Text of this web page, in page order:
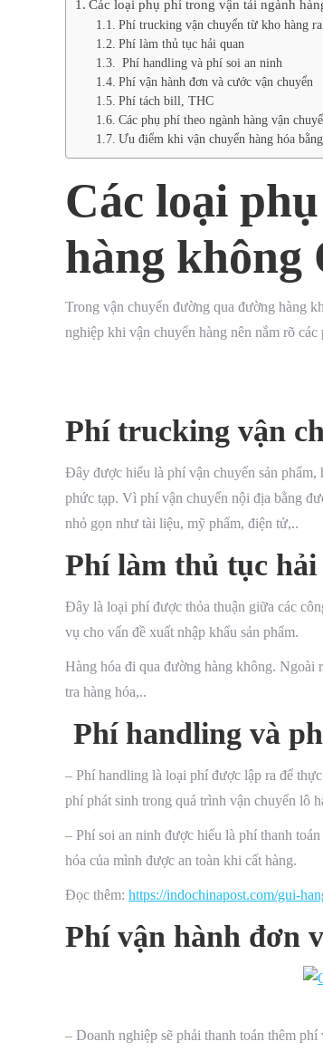
Các loại phụ phí trong vận tải ngành
Phí trucking vận chuyển từ kho hàng ra
Phí làm thủ tục hải quan
Phí handling và phí soi an ninh
Phí vận hành đơn và cước vận chuyển
Phí tách bill, THC
Các phụ phí theo ngành hàng vận
Ưu điểm khi vận chuyển hàng hóa
Các loại
hàng không
Trong vận chuyển đường qua đường hàng
nghiệp khi vận chuyển hàng nên nắm rõ
Phí trucking vận
Đây được hiểu là phí vận chuyển sản phẩm,
phức tạp. Vì phí vận chuyển nội địa bằng
nhỏ gọn như tài liệu, mỹ phẩm, điện tử,..
Phí làm thủ tục hải
Đây là loại phí được thỏa thuận giữa các
vụ cho vấn đề xuất nhập khẩu sản phẩm.
Hàng hóa đi qua đường hàng không. Ngoài
tra hàng hóa,..
Phí handling và
– Phí handling là loại phí được lập ra để
phí phát sinh trong quá trình vận chuyển lô
– Phí soi an ninh được hiểu là phí thanh
hóa của mình được an toàn khi cất hàng.
Đọc thêm: https://indochinapost.com/gui-
Phí vận hành đơn
– Doanh nghiệp sẽ phải thanh toán thêm